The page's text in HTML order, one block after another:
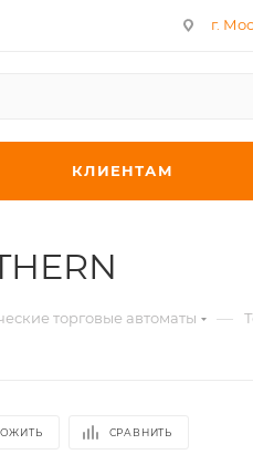
г.
КЛИЕНТАМ
торговые автоматы —
СРАВНИТЬ